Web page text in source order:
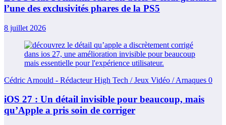
l’une des exclusivités phares de la PS5
8 juillet 2026
Cédric Arnould - Rédacteur High Tech / Jeux Vidéo / Arnaques 0
iOS 27 : Un détail invisible pour beaucoup, mais
qu’Apple a pris soin de corriger